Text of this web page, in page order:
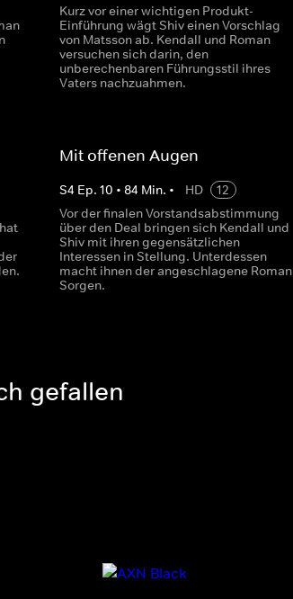
Kurz vor einer wichtigen Produkt-
Einführung wägt Shiv einen Vorschlag
von Matsson ab. Kendall und Roman
versuchen sich darin, den
unberechenbaren Führungsstil ihres
Vaters nachzuahmen.
Mit offenen Augen
S4 Ep.10 •84 Min. • HD
12
Vor der finalen Vorstandsabstimmung
über den Deal bringen sich Kendall und
Shiv mit ihren gegensätzlichen
Interessen in Stellung. Unterdessen
macht ihnen der angeschlagene Roman
Sorgen.
gefallen